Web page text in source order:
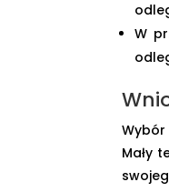
W
Mały